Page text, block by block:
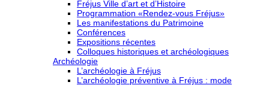
Fréjus Ville d’art et d’Histoire
Programmation «Rendez-vous Fréjus»
Les manifestations du Patrimoine
Conférences
Expositions récentes
Colloques historiques et archéologiques
Archéologie
L’archéologie à Fréjus
L’archéologie préventive à Fréjus : mode